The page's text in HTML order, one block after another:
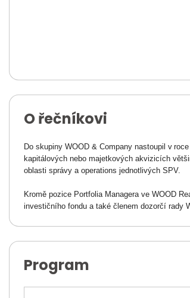
O řečníkovi
Do skupiny WOOD & Company nastoupil v
kapitálových nebo majetkových akvizicích
oblasti správy a operations jednotlivých SPV.
Kromě pozice Portfolia Managera ve WOOD
investičního fondu a také členem dozorčí rady
Program